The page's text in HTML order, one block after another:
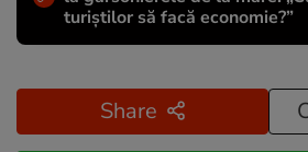
turiștilor să facă economie?”
Share